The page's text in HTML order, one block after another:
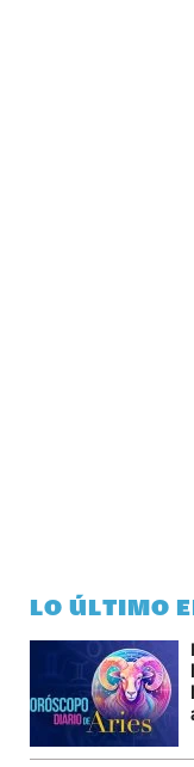
LO ÚLTIMO